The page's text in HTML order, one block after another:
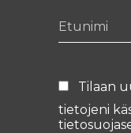
Tilaan
tietojeni